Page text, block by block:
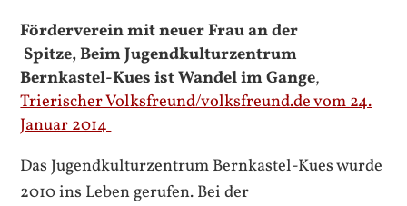
Förderverein mit neuer Frau an der
Spitze, Beim Jugendkulturzentrum
Bernkastel-Kues ist Wandel im Gange,
Trierischer Volksfreund/volksfreund.de vom 24.
Januar 2014
Das Jugendkulturzentrum Bernkastel-Kues wurde
2010 ins Leben gerufen. Bei der